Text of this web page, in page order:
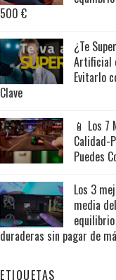
500 €
¿Te
Artificial
Evitarlo
Clave
📱 Los 7
Calidad-
Puedes
Los 3
media
duraderas sin pagar de
ETIQUETAS